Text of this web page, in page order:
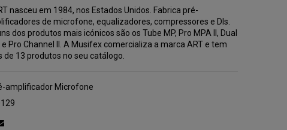
nasceu em 1984, nos Estados Unidos. Fabrica pré-
de microfone, equalizadores, compressores e DIs.
dos produtos mais icónicos são os Tube MP, Pro MPA II, Dual
e Pro Channel II. A Musifex comercializa a marca ART e tem
de 13 produtos no seu catálogo.
amplificador Microfone